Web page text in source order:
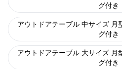
グ付き
アウトドアテーブル 中サイズ 月
グ付き
アウトドアテーブル 大サイズ 月
グ付き